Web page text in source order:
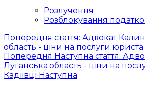
Розлучення
Розблокування
Попередня стаття: Адвокат
область - ціни на послуги юриста
Попередня Наступна стаття:
Луганська область - ціни на
Кадіївці Наступна